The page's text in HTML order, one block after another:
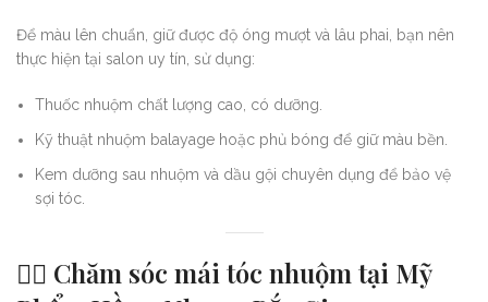
Để màu lên chuẩn, giữ được độ óng mượt và lâu phai, bạn nên
thực hiện tại salon uy tín, sử dụng:
Thuốc nhuộm chất lượng cao, có dưỡng.
Kỹ thuật nhuộm balayage hoặc phủ bóng để giữ màu bền.
Kem dưỡng sau nhuộm và dầu gội chuyên dụng để bảo vệ
sợi tóc.
💁‍♀️ Chăm sóc mái tóc nhuộm tại Mỹ